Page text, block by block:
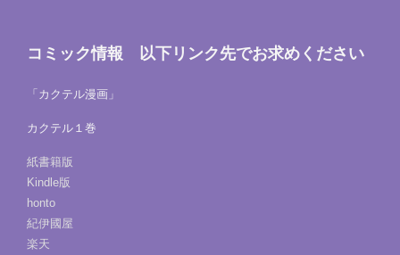
コミック情報 以下リンク先でお求めください
「カクテル漫画」
カクテル１巻
紙書籍版
Kindle版
honto
紀伊國屋
楽天